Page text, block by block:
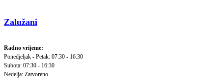
Zalužani
Radno vrijeme:
Ponedjeljak - Petak: 07:30 - 16:30
Subota: 07:30 - 16:30
Nedelja: Zatvoreno